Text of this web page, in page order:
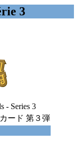
3
- Series 3
ード 第３弾